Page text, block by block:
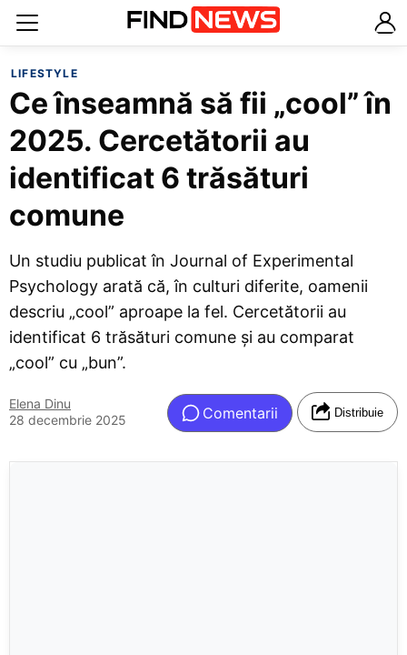
LIFESTYLE
Ce înseamnă să fii „cool” în
2025. Cercetătorii au
identificat 6 trăsături
comune
Un studiu publicat în Journal of Experimental
Psychology arată că, în culturi diferite, oamenii
descriu „cool” aproape la fel. Cercetătorii au
identificat 6 trăsături comune și au comparat
„cool” cu „bun”.
Elena Dinu
28 decembrie 2025
Comentarii Distribuie